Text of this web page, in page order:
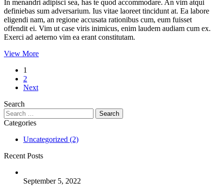
In menandri adipisci sea, has te quod accommodare. An vim atqui
definiebas sum adversarium. Ius vitae laoreet tincidunt at. Ea labore
eligendi nam, an regione accusata rationibus cum, eum fuisset
offendit ei. Vim ut case viris inimicus, enim laudem audiam cum ex.
Exerci ad aeterno vim ea erant constitutam.
View More
1
2
Next
Search
Categories
Uncategorized (2)
Recent Posts
September 5, 2022